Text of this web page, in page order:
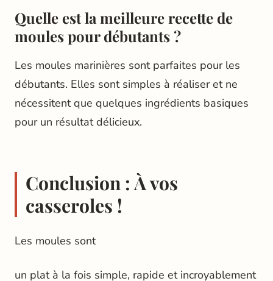
Quelle est la meilleure recette de
moules pour débutants ?
Les moules marinières sont parfaites pour les
débutants. Elles sont simples à réaliser et ne
nécessitent que quelques ingrédients basiques
pour un résultat délicieux.
Conclusion : À vos
casseroles !
Les moules sont
un plat à la fois simple, rapide et incroyablement